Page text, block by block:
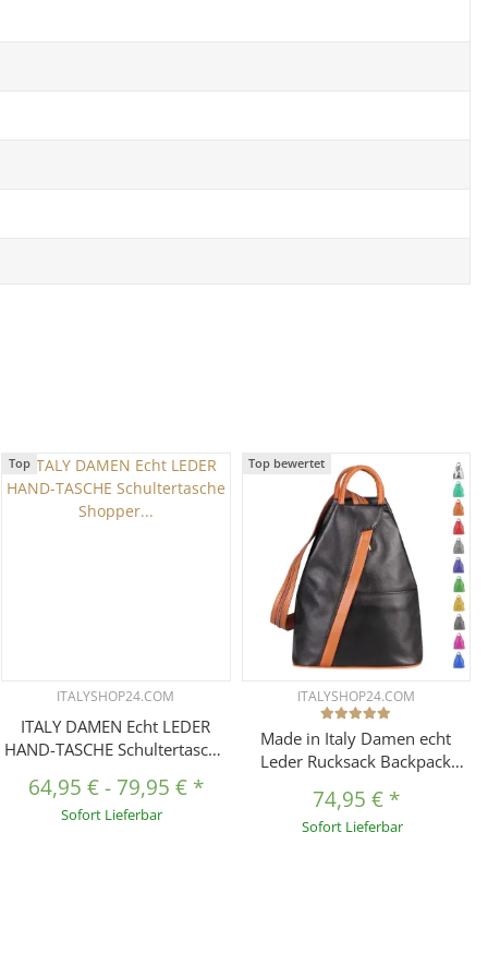
Top
ITALYSHOP24.COM
ITALY DAMEN Echt LEDER
HAND-TASCHE Schultertasche
Beuteltasche Metallic Bag
64,95 €-79,95 € *
Sofort Lieferbar
Top bewertet
ITALYSHOP24.COM
Made in Italy Damen echt
Leder Rucksack Backpack
74,95 € *
Sofort Lieferbar